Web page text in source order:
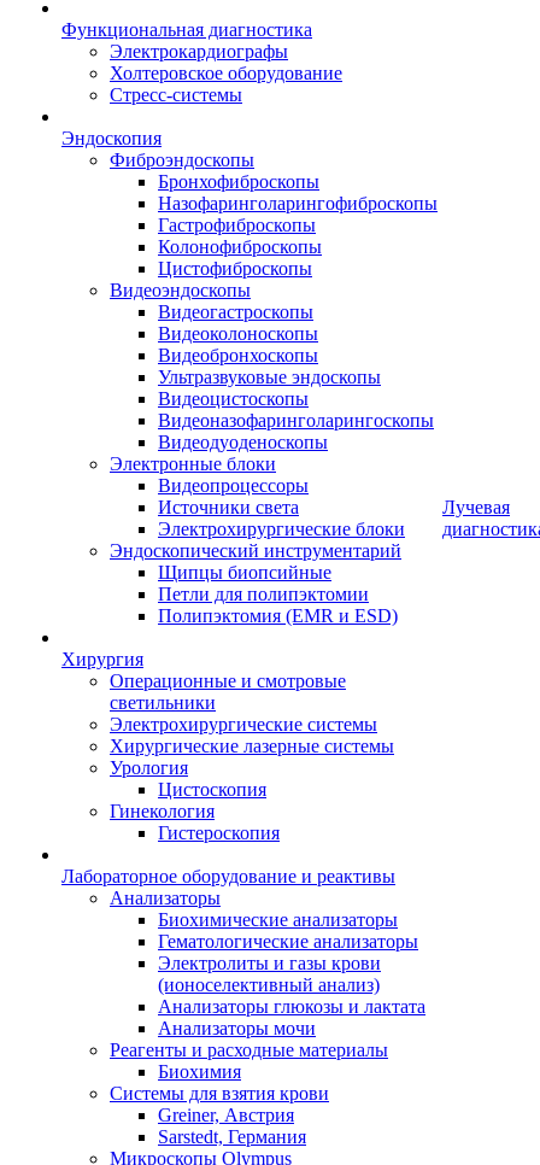
Функциональная диагностика
Электрокардиографы
Холтеровское оборудование
Стресс-системы
Эндоскопия
Фиброэндоскопы
Бронхофиброскопы
Назофаринголарингофиброскопы
Гастрофиброскопы
Колонофиброскопы
Цистофиброскопы
Видеоэндоскопы
Видеогастроскопы
Видеоколоноскопы
Видеобронхоскопы
Ультразвуковые эндоскопы
Видеоцистоскопы
Видеоназофаринголарингоскопы
Видеодуоденоскопы
Электронные блоки
Видеопроцессоры
Источники света
Электрохирургические блоки
Эндоскопический инструментарий
Щипцы биопсийные
Петли для полипэктомии
Полипэктомия (EMR и ESD)
Хирургия
Операционные и смотровые
светильники
Электрохирургические системы
Хирургические лазерные системы
Урология
Цистоскопия
Гинекология
Гистероскопия
Лабораторное оборудование и реактивы
Анализаторы
Биохимические анализаторы
Гематологические анализаторы
Электролиты и газы крови
(ионоселективный анализ)
Анализаторы глюкозы и лактата
Анализаторы мочи
Реагенты и расходные материалы
Биохимия
Системы для взятия крови
Greiner, Австрия
Sarstedt, Германия
Микроскопы Olympus
Лучевая